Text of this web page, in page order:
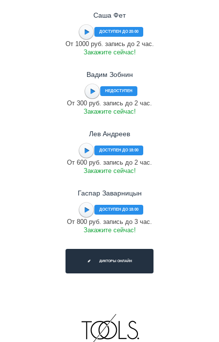
Саша Фет
ДОСТУПЕН ДО 20:00
От 1000 руб. запись до 2 час.
Закажите сейчас!
Вадим Зобнин
НЕДОСТУПЕН
От 300 руб. запись до 2 час.
Закажите сейчас!
Лев Андреев
ДОСТУПЕН ДО 18:00
От 600 руб. запись до 2 час.
Закажите сейчас!
Гаспар Заварницын
ДОСТУПЕН ДО 18:00
От 800 руб. запись до 3 час.
Закажите сейчас!
ДИКТОРЫ ОНЛАЙН